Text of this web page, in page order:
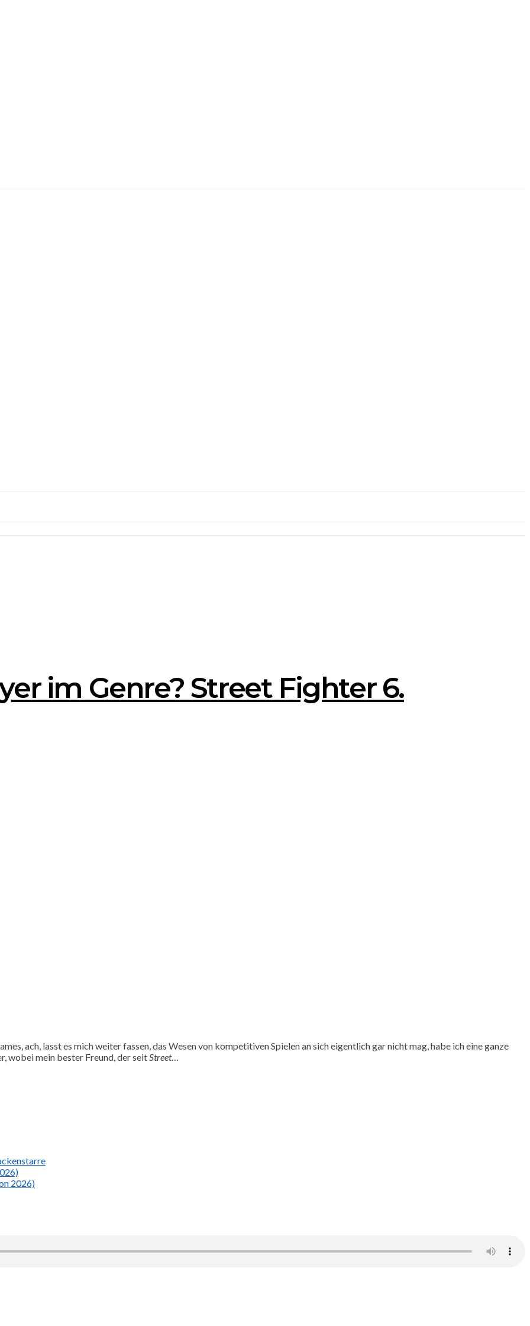
im Genre? Street Fighter 6.
ach, lasst es mich weiter fassen, das Wesen von kompetitiven Spielen an sich eigentlich gar nicht mag, habe ich eine ganze
wobei mein bester Freund, der seitStreet…
2026)